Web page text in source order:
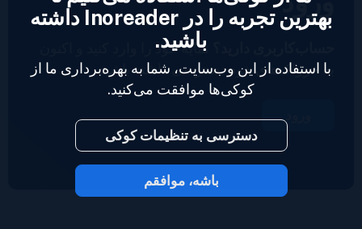
نمایه خود را وارد کنید و اکنون
به خوراک‌های خود دسترسی داشته باشید.
2023 © Inoreader
بهترین تجربه را در Inoreader داشته
باشید.
با استفاده از این وب‌سایت، شما به بهره‌برداری ما از
کوکی‌ها موافقت می‌کنید.
دسترسی به تنظیمات کوکی
باشه، موافقم